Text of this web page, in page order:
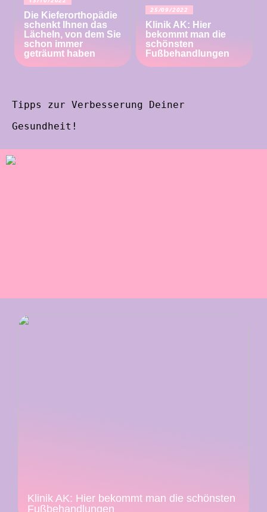
Die Kieferorthopädie
schenkt Ihnen das
Lächeln, von dem Sie
schon immer
geträumt haben
25/09/2022
Klinik AK: Hier
bekommt man die
schönsten
Fußbehandlungen
Tipps zur Verbesserung Deiner
Gesundheit!
Klinik AK: Hier bekommt man die schönsten
Fußbehandlungen